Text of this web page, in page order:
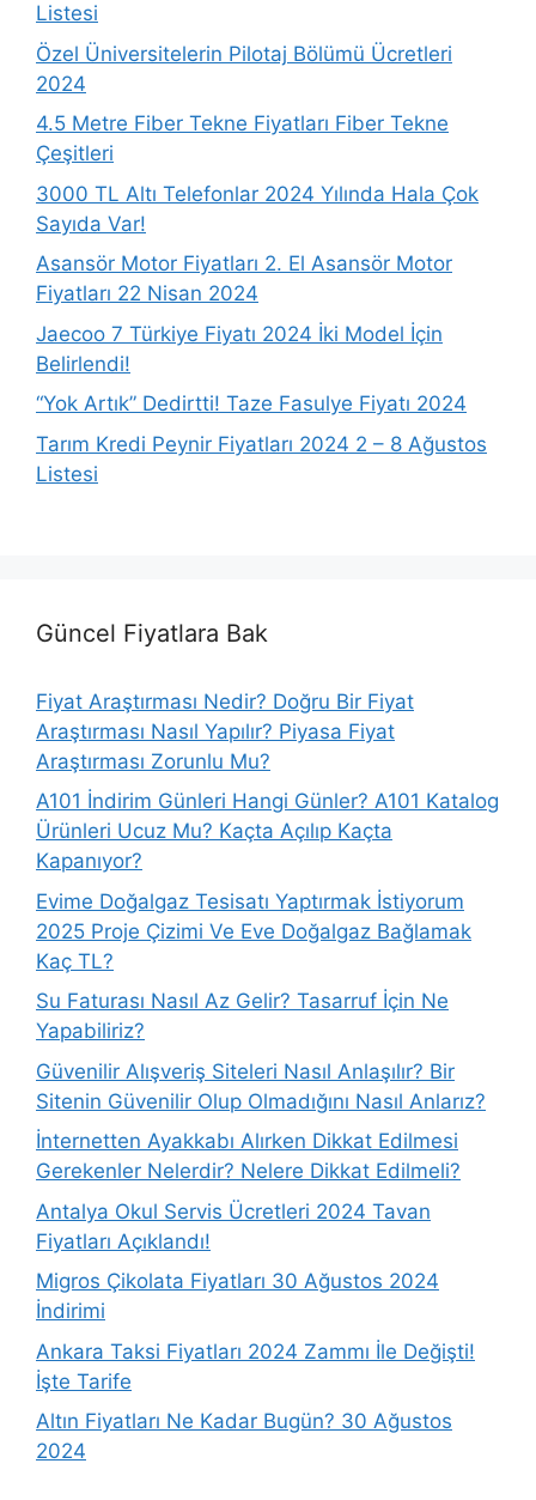
Listesi
Özel Üniversitelerin Pilotaj Bölümü Ücretleri
2024
4.5 Metre Fiber Tekne Fiyatları Fiber Tekne
Çeşitleri
3000 TL Altı Telefonlar 2024 Yılında Hala Çok
Sayıda Var!
Asansör Motor Fiyatları 2. El Asansör Motor
Fiyatları 22 Nisan 2024
Jaecoo 7 Türkiye Fiyatı 2024 İki Model İçin
Belirlendi!
“Yok Artık” Dedirtti! Taze Fasulye Fiyatı 2024
Tarım Kredi Peynir Fiyatları 2024 2 – 8 Ağustos
Listesi
Güncel Fiyatlara Bak
Fiyat Araştırması Nedir? Doğru Bir Fiyat
Araştırması Nasıl Yapılır? Piyasa Fiyat
Araştırması Zorunlu Mu?
A101 İndirim Günleri Hangi Günler? A101 Katalog
Ürünleri Ucuz Mu? Kaçta Açılıp Kaçta
Kapanıyor?
Evime Doğalgaz Tesisatı Yaptırmak İstiyorum
2025 Proje Çizimi Ve Eve Doğalgaz Bağlamak
Kaç TL?
Su Faturası Nasıl Az Gelir? Tasarruf İçin Ne
Yapabiliriz?
Güvenilir Alışveriş Siteleri Nasıl Anlaşılır? Bir
Sitenin Güvenilir Olup Olmadığını Nasıl Anlarız?
İnternetten Ayakkabı Alırken Dikkat Edilmesi
Gerekenler Nelerdir? Nelere Dikkat Edilmeli?
Antalya Okul Servis Ücretleri 2024 Tavan
Fiyatları Açıklandı!
Migros Çikolata Fiyatları 30 Ağustos 2024
İndirimi
Ankara Taksi Fiyatları 2024 Zammı İle Değişti!
İşte Tarife
Altın Fiyatları Ne Kadar Bugün? 30 Ağustos
2024